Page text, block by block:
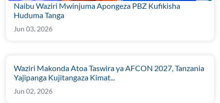
Naibu Waziri Mwinjuma Apongeza PBZ Kufikisha
Huduma Tanga
Jun 03, 2026
Waziri Makonda Atoa Taswira ya AFCON 2027, Tanzania
Yajipanga Kujitangaza Kimat...
Jun 02, 2026